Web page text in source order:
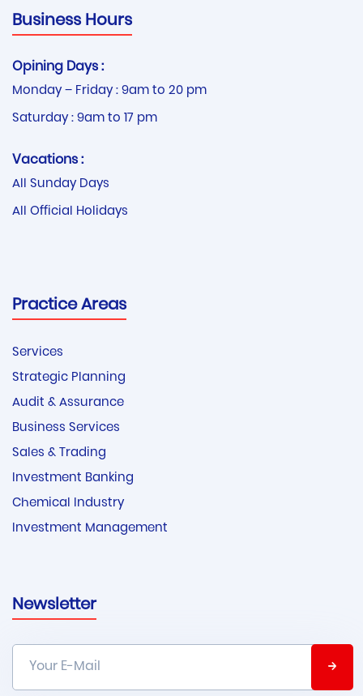
Business Hours
Opining Days :
Monday – Friday : 9am to 20 pm
Saturday : 9am to 17 pm
Vacations :
All Sunday Days
All Official Holidays
Practice Areas
Services
Strategic Planning
Audit & Assurance
Business Services
Sales & Trading
Investment Banking
Chemical Industry
Investment Management
Newsletter